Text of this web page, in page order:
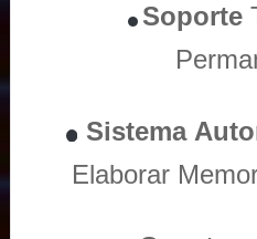
Soporte
Sistema
Elaborar